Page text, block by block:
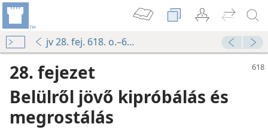
jv 28. fej. 618. o.–641. o. 3. bek.
28. fejezet
Belülről jövő kipróbálás és
megrostálás